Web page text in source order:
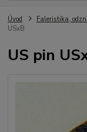
Úvod Faleristika,
USxB
US pin